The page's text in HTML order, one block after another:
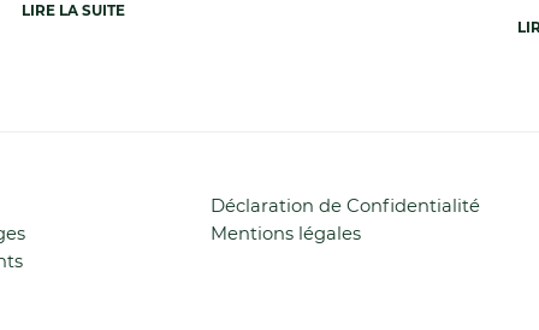
LIRE LA SUITE
Aller
au
Déclaration de Confidentialité
Mentions légales